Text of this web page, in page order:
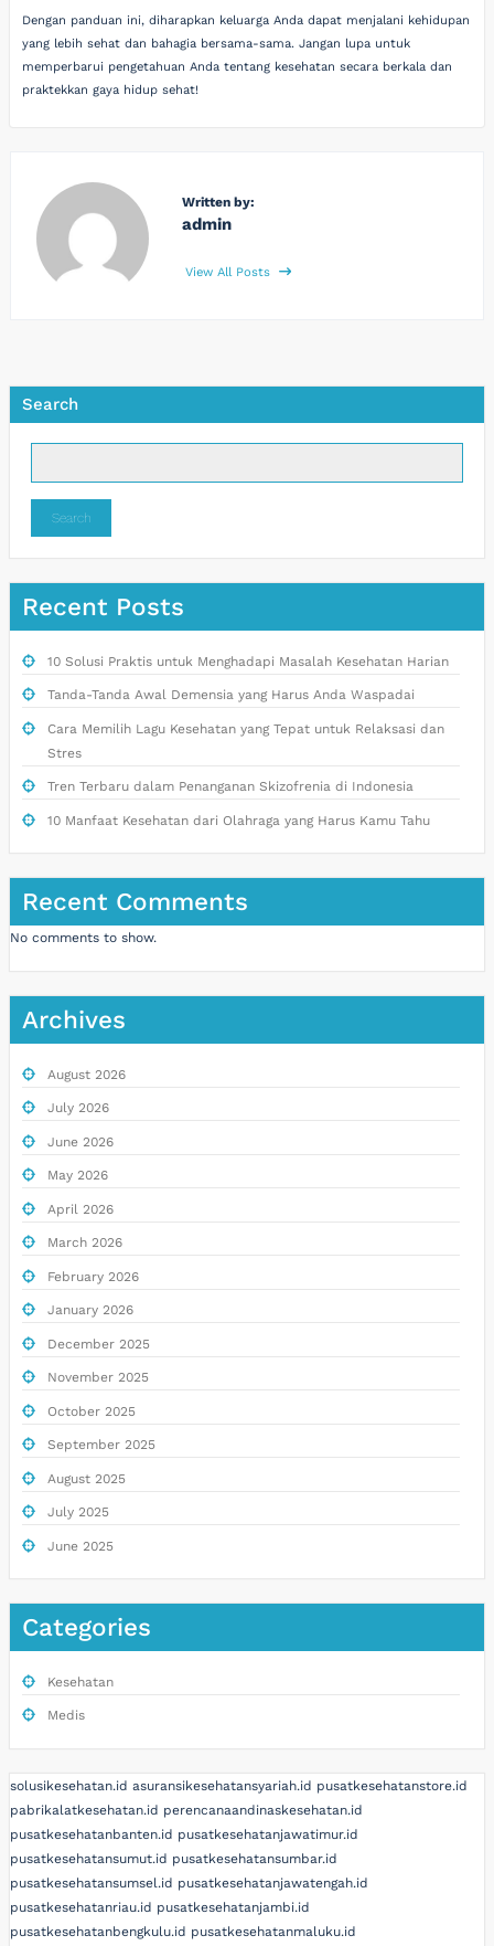
Dengan panduan ini, diharapkan keluarga Anda dapat menjalani kehidupan
yang lebih sehat dan bahagia bersama-sama. Jangan lupa untuk
memperbarui pengetahuan Anda tentang kesehatan secara berkala dan
praktekkan gaya hidup sehat!
Written by:
admin
View All Posts
Search
Search
Recent Posts
10 Solusi Praktis untuk Menghadapi Masalah Kesehatan Harian
Tanda-Tanda Awal Demensia yang Harus Anda Waspadai
Cara Memilih Lagu Kesehatan yang Tepat untuk Relaksasi dan
Stres
Tren Terbaru dalam Penanganan Skizofrenia di Indonesia
10 Manfaat Kesehatan dari Olahraga yang Harus Kamu Tahu
Recent Comments
No comments to show.
Archives
August 2026
July 2026
June 2026
May 2026
April 2026
March 2026
February 2026
January 2026
December 2025
November 2025
October 2025
September 2025
August 2025
July 2025
June 2025
Categories
Kesehatan
Medis
solusikesehatan.id asuransikesehatansyariah.id pusatkesehatanstore.id
pabrikalatkesehatan.id perencanaandinaskesehatan.id
pusatkesehatanbanten.id pusatkesehatanjawatimur.id
pusatkesehatansumut.id pusatkesehatansumbar.id
pusatkesehatansumsel.id pusatkesehatanjawatengah.id
pusatkesehatanriau.id pusatkesehatanjambi.id
pusatkesehatanbengkulu.id pusatkesehatanmaluku.id